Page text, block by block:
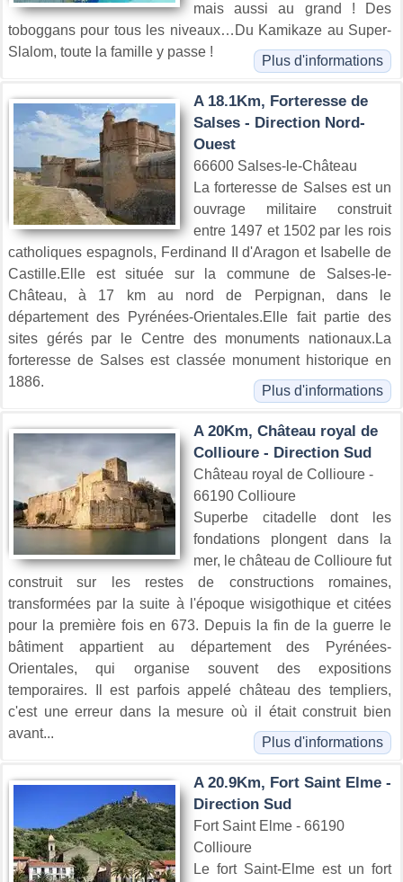
mais aussi au grand ! Des
toboggans pour tous les niveaux…Du Kamikaze au Super-
Slalom, toute la famille y passe !
Plus d'informations
A 18.1Km, Forteresse de
Salses - Direction Nord-
Ouest
66600 Salses-le-Château
La forteresse de Salses est un
ouvrage militaire construit
entre 1497 et 1502 par les rois
catholiques espagnols, Ferdinand II d'Aragon et Isabelle de
Castille.Elle est située sur la commune de Salses-le-
Château, à 17 km au nord de Perpignan, dans le
département des Pyrénées-Orientales.Elle fait partie des
sites gérés par le Centre des monuments nationaux.La
forteresse de Salses est classée monument historique en
1886.
Plus d'informations
A 20Km, Château royal de
Collioure - Direction Sud
Château royal de Collioure -
66190 Collioure
Superbe citadelle dont les
fondations plongent dans la
mer, le château de Collioure fut
construit sur les restes de constructions romaines,
transformées par la suite à l'époque wisigothique et citées
pour la première fois en 673. Depuis la fin de la guerre le
bâtiment appartient au département des Pyrénées-
Orientales, qui organise souvent des expositions
temporaires. Il est parfois appelé château des templiers,
c'est une erreur dans la mesure où il était construit bien
avant...
Plus d'informations
A 20.9Km, Fort Saint Elme -
Direction Sud
Fort Saint Elme - 66190
Collioure
Le fort Saint-Elme est un fort